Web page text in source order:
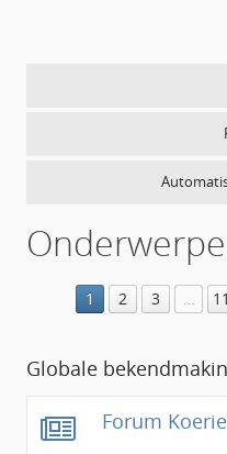
1 2 3 … 11
Globale
Forum